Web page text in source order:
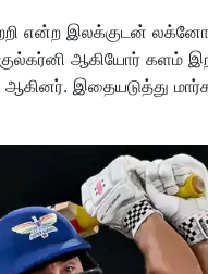
என்ற இலக்குடன்
ஆகியோர் களம்
ஆகினர். இதையடுத்து